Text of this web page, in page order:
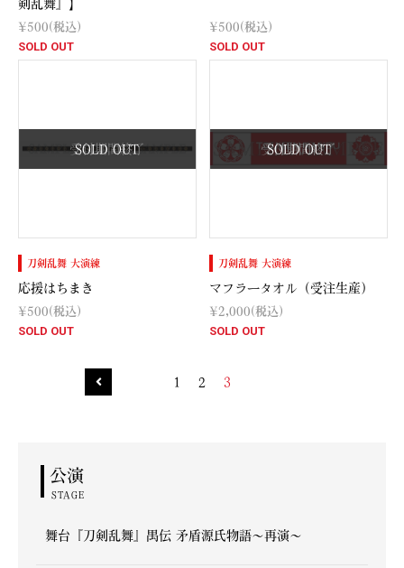
剣乱舞』】
¥500(税込)
SOLD OUT
¥500(税込)
SOLD OUT
受付期間終了
SOLD OUT
刀剣乱舞 大演練
応援はちまき
¥500(税込)
SOLD OUT
受付期間終了
SOLD OUT
刀剣乱舞 大演練
マフラータオル（受注生産）
¥2,000(税込)
SOLD OUT
1 2 3
公演
STAGE
舞台『刀剣乱舞』禺伝 矛盾源氏物語～再演～